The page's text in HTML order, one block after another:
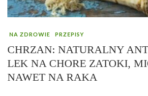
NA ZDROWIE PRZEPISY
CHRZAN: NATURALNY
LEK NA CHORE ZATOKI,
NAWET NA RAKA